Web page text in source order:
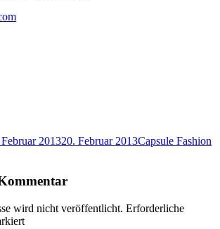
201320. Februar 2013Capsule Fashion
wird nicht veröffentlicht. Erforderliche